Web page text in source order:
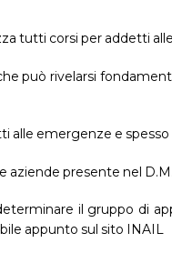
tutti corsi per addetti
può rivelarsi
alle emergenze e
aziende presente nel
il gruppo di
appunto sul sito INAIL